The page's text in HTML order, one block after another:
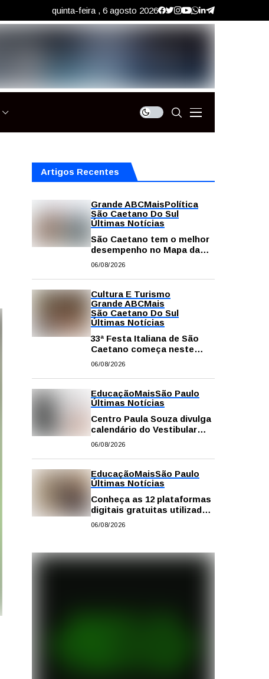
quinta-feira , 6 agosto 2026
Artigos Recentes
Grande ABCMaisPolítica
São Caetano Do Sul
Últimas Notícias
São Caetano tem o melhor
desempenho no Mapa da
Desigualdade da Grande SP
06/08/2026
Cultura E Turismo
Grande ABCMais
São Caetano Do Sul
Últimas Notícias
33ª Festa Italiana de São
Caetano começa neste
sábado com mais barracas
e atrações
06/08/2026
EducaçãoMaisSão Paulo
Últimas Notícias
Centro Paula Souza divulga
calendário do Vestibular
das Fatecs para o primeiro
06/08/2026
EducaçãoMaisSão Paulo
Últimas Notícias
Conheça as 12 plataformas
digitais gratuitas utilizadas
na rede pública de SP para
06/08/2026